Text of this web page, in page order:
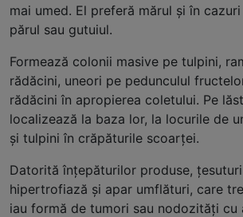
mai umed. El preferă mărul şi în
părul sau gutuiul.
Formează colonii masive pe tulpini,
rădăcini, uneori pe pedunculul
rădăcini în apropierea coletului. Pe
localizează la baza lor, la locurile de
şi tulpini în crăpăturile scoarţei.
Datorită înţepăturilor pro­duse,
hipertrofiază şi apar umflături, care
iau formă de tumori sau nodozităţi cu